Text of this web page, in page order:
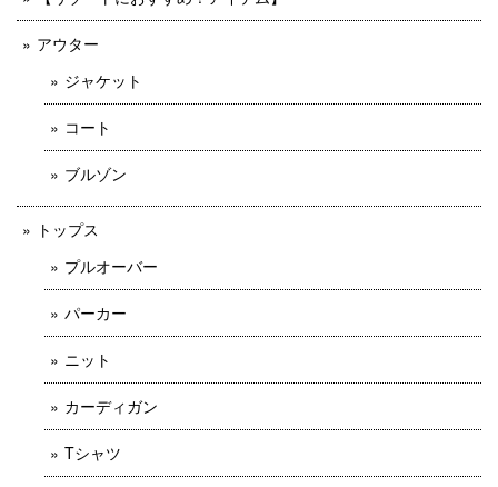
アウター
ジャケット
コート
ブルゾン
トップス
プルオーバー
パーカー
ニット
カーディガン
Tシャツ